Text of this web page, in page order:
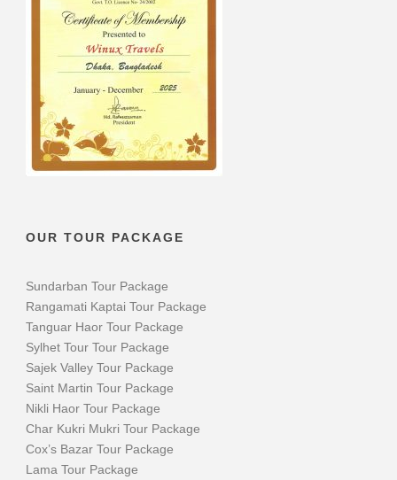
OUR TOUR PACKAGE
Sundarban Tour Package
Rangamati Kaptai Tour Package
Tanguar Haor Tour Package
Sylhet Tour Tour Package
Sajek Valley Tour Package